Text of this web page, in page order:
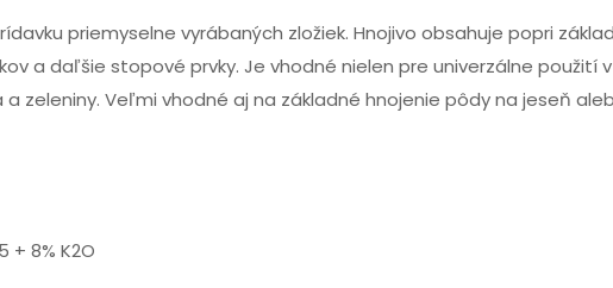
priemyselne vyrábaných zložiek. Hnojivo obsahuje popri
a daľšie stopové prvky. Je vhodné nielen pre univerzálne použití
zeleniny. Veľmi vhodné aj na základné hnojenie pôdy na jeseň
+ 8% K2O